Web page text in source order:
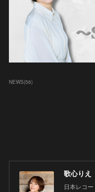
NEWS(56)
歌心りえ
日本レコ